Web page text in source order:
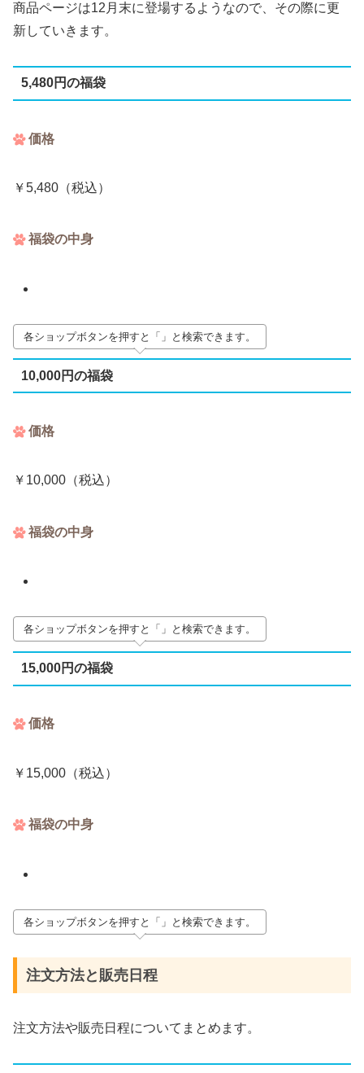
商品ページは12月末に登場するようなので、その際に更
新していきます。
5,480円の福袋
価格
￥5,480（税込）
福袋の中身
各ショップボタンを押すと「」と検索できます。
10,000円の福袋
価格
￥10,000（税込）
福袋の中身
各ショップボタンを押すと「」と検索できます。
15,000円の福袋
価格
￥15,000（税込）
福袋の中身
各ショップボタンを押すと「」と検索できます。
注文方法と販売日程
注文方法や販売日程についてまとめます。